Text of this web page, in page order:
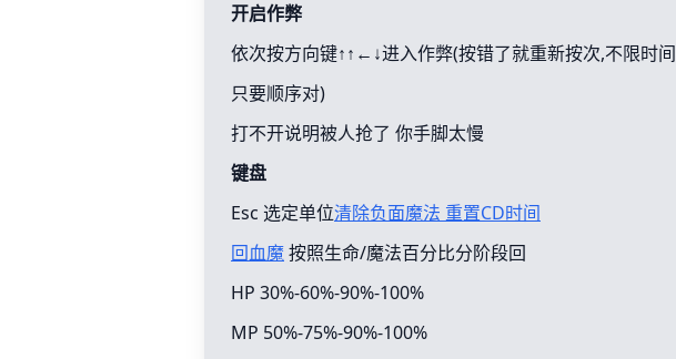
开启作弊
依次按方向键↑↑←↓进入作弊(按错了就重新按次,不限时间
只要顺序对)
打不开说明被人抢了 你手脚太慢
键盘
Esc 选定单位清除负面魔法 重置CD时间
回血魔按照生命/魔法百分比分阶段回
HP 30%-60%-90%-100%
MP 50%-75%-90%-100%